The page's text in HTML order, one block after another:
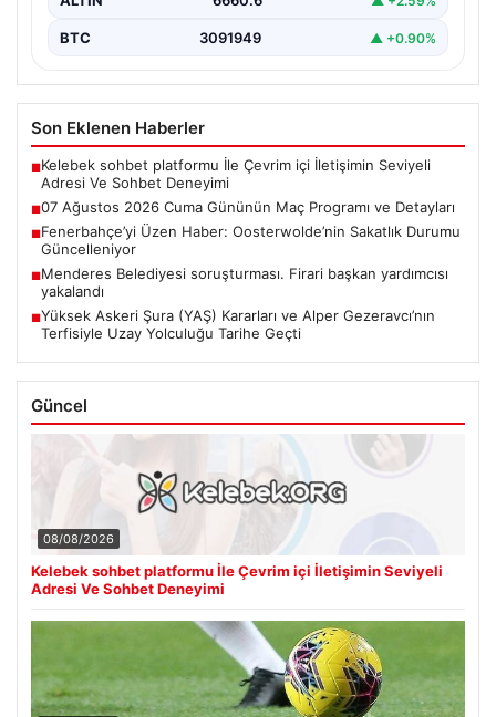
BTC 3091949 ▲ +0.90%
Son Eklenen Haberler
■Kelebek sohbet platformu İle Çevrim içi İletişimin Seviyeli
Adresi Ve Sohbet Deneyimi
■07 Ağustos 2026 Cuma Gününün Maç Programı ve Detayları
■Fenerbahçe’yi Üzen Haber: Oosterwolde’nin Sakatlık Durumu
Güncelleniyor
■Menderes Belediyesi soruşturması. Firari başkan yardımcısı
yakalandı
■Yüksek Askeri Şura (YAŞ) Kararları ve Alper Gezeravcı’nın
Terfisiyle Uzay Yolculuğu Tarihe Geçti
Güncel
08/08/2026
Kelebek sohbet platformu İle Çevrim içi İletişimin Seviyeli
Adresi Ve Sohbet Deneyimi